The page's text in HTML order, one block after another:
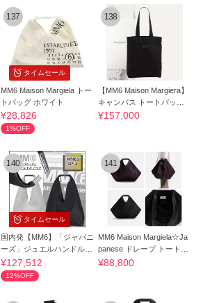
タイムセール
137
MM6 Maison Margiela トー
トバッグ ホワイト
¥28,826
1%OFF
138
【MM6 Maison Margiera】
キャンバス トートバッグ
ブラック
¥157,000
タイムセール
140
国内発【MM6】「ジャパニ
ーズ」ジュエルハンドル
バッグ
¥127,512
12%OFF
141
MM6 Maison Margiela☆Ja
panese ドレープ トートバ
ッグ 2カラー
¥88,800